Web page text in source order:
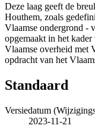
Deze laag geeft de
Houthem, zoals
Vlaamse ondergrond -
opgemaakt in het kader
Vlaamse overheid
opdracht van het
Standaard
Versiedatum
2023-11-21